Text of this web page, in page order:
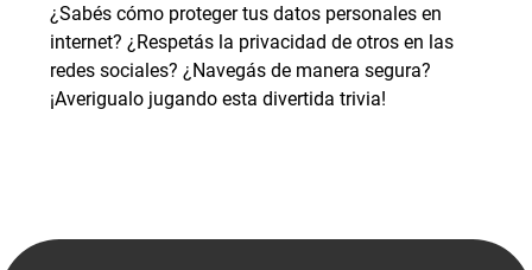
¿Sabés cómo proteger tus datos personales en
internet? ¿Respetás la privacidad de otros en las
redes sociales? ¿Navegás de manera segura?
¡Averigualo jugando esta divertida trivia!